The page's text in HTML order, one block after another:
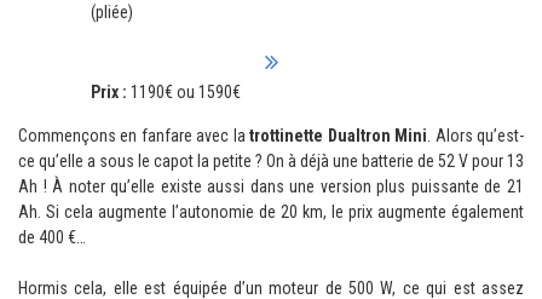
(pliée)
Prix : 1190€ ou 1590€
Commençons en fanfare avec latrottinette Dualtron Mini . Alors qu’est-
ce qu’elle a sous le capot la petite ? On à déjà une batterie de 52 V pour 13
Ah ! À noter qu’elle existe aussi dans une version plus puissante de 21
Ah. Si cela augmente l’autonomie de 20 km, le prix augmente également
de 400 €…
Hormis cela, elle est équipée d’un moteur de 500 W, ce qui est assez